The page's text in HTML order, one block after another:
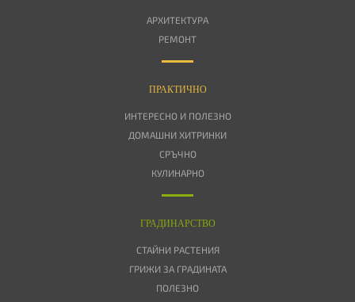
АРХИТЕКТУРА
РЕМОНТ
ПРАКТИЧНО
ИНТЕРЕСНО И ПОЛЕЗНО
ДОМАШНИ ХИТРИНКИ
СРЪЧНО
КУЛИНАРНО
ГРАДИНАРСТВО
СТАЙНИ РАСТЕНИЯ
ГРИЖИ ЗА ГРАДИНАТА
ПОЛЕЗНО